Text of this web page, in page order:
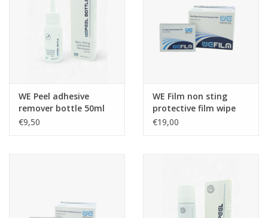
WE Peel adhesive
remover bottle 50ml
€9,50
WE Film non sting
protective film wipe
30st
€19,00